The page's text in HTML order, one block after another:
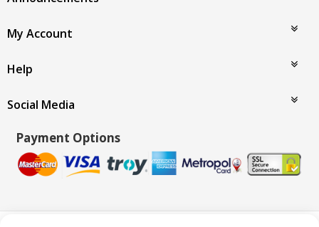
My Account
Help
Social Media
Payment Options